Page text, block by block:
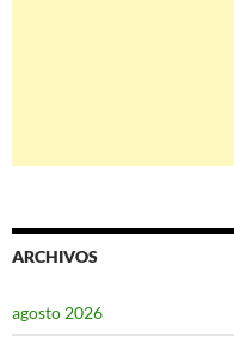
ARCHIVOS
agosto 2026